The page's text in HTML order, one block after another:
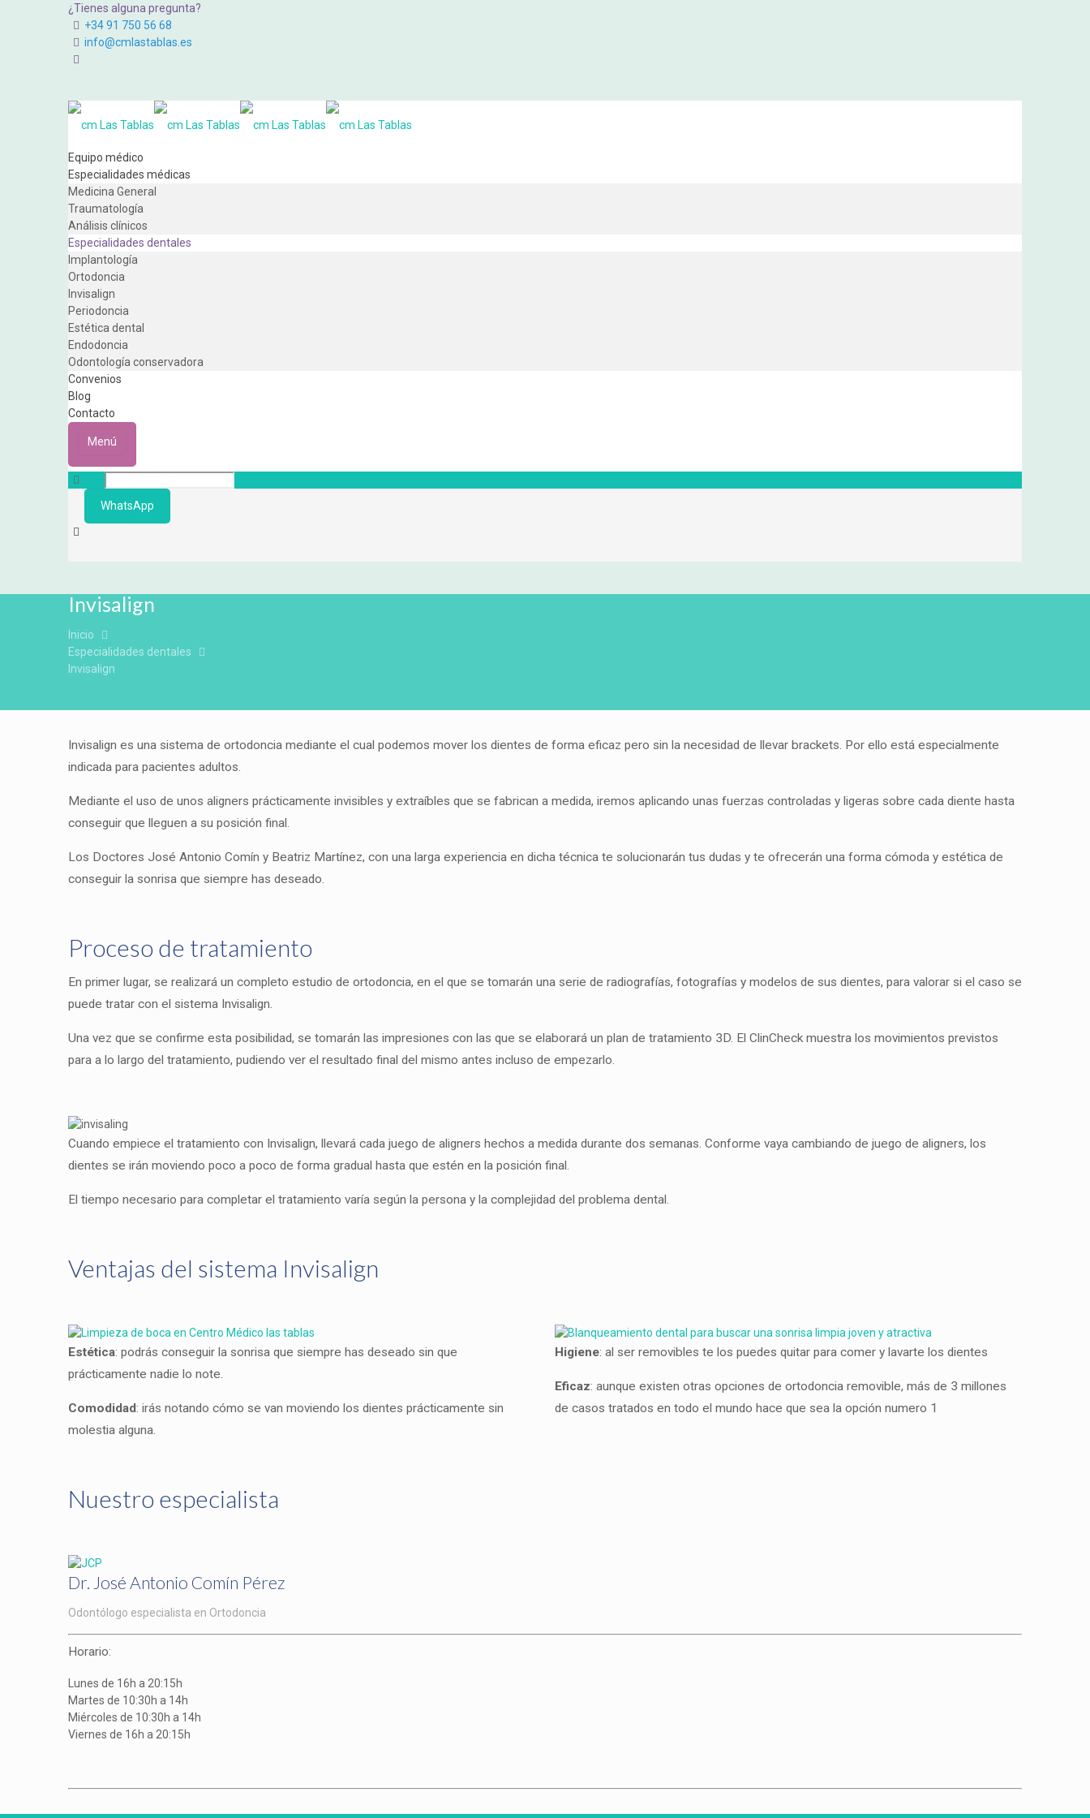
¿Tienes alguna pregunta?
+34 91 750 56 68
info@cmlastablas.es
Equipo médico
Especialidades médicas
Medicina General
Traumatología
Análisis clínicos
Especialidades dentales
Implantología
Ortodoncia
Invisalign
Periodoncia
Estética dental
Endodoncia
Odontología conservadora
Convenios
Blog
Contacto
Menú
WhatsApp
Invisalign
Inicio
Especialidades dentales
Invisalign
Invisalign es una sistema de ortodoncia mediante el cual podemos mover los dientes de forma eficaz pero sin la necesidad de llevar brackets. Por ello está especialmente
indicada para pacientes adultos.
Mediante el uso de unos aligners prácticamente invisibles y extraíbles que se fabrican a medida, iremos aplicando unas fuerzas controladas y ligeras sobre cada diente hasta
conseguir que lleguen a su posición final.
Los Doctores José Antonio Comín y Beatriz Martínez, con una larga experiencia en dicha técnica te solucionarán tus dudas y te ofrecerán una forma cómoda y estética de
conseguir la sonrisa que siempre has deseado.
Proceso de tratamiento
En primer lugar, se realizará un completo estudio de ortodoncia, en el que se tomarán una serie de radiografías, fotografías y modelos de sus dientes, para valorar si el caso se
puede tratar con el sistema Invisalign.
Una vez que se confirme esta posibilidad, se tomarán las impresiones con las que se elaborará un plan de tratamiento 3D. El ClinCheck muestra los movimientos previstos
para a lo largo del tratamiento, pudiendo ver el resultado final del mismo antes incluso de empezarlo.
Cuando empiece el tratamiento con Invisalign, llevará cada juego de aligners hechos a medida durante dos semanas. Conforme vaya cambiando de juego de aligners, los
dientes se irán moviendo poco a poco de forma gradual hasta que estén en la posición final.
El tiempo necesario para completar el tratamiento varía según la persona y la complejidad del problema dental.
Ventajas del sistema Invisalign
Estética: podrás conseguir la sonrisa que siempre has deseado sin que
prácticamente nadie lo note.
Comodidad: irás notando cómo se van moviendo los dientes prácticamente sin
molestia alguna.
Higiene: al ser removibles te los puedes quitar para comer y lavarte los dientes
Eficaz: aunque existen otras opciones de ortodoncia removible, más de 3 millones
de casos tratados en todo el mundo hace que sea la opción numero 1
Nuestro especialista
Dr. José Antonio Comín Pérez
Odontólogo especialista en Ortodoncia
Horario:
Lunes de 16h a 20:15h
Martes de 10:30h a 14h
Miércoles de 10:30h a 14h
Viernes de 16h a 20:15h